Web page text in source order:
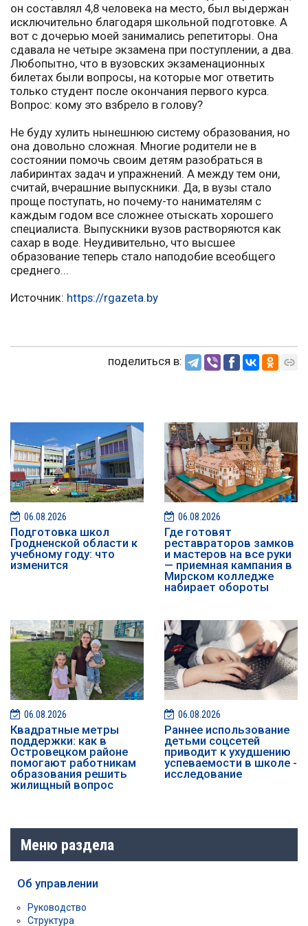
он составлял 4,8 человека на место, был выдержан
исключительно благодаря школьной подготовке. А
вот с дочерью моей занимались репетиторы. Она
сдавала не четыре экзамена при поступлении, а два.
Любопытно, что в вузовских экзаменационных
билетах были вопросы, на которые мог ответить
только студент после окончания первого курса.
Вопрос: кому это взбрело в голову?
Не буду хулить нынешнюю систему образования, но
она довольно сложная. Многие родители не в
состоянии помочь своим детям разобраться в
лабиринтах задач и упражнений. А между тем они,
считай, вчерашние выпускники. Да, в вузы стало
проще поступать, но почему-то нанимателям с
каждым годом все сложнее отыскать хорошего
специалиста. Выпускники вузов растворяются как
сахар в воде. Неудивительно, что высшее
образование теперь стало наподобие всеобщего
среднего...
Источник: https://rgazeta.by
поделиться в:
06.08.2026
Подготовка школ
Гродненской области к
учебному году: что
изменится
06.08.2026
Где готовят
реставраторов замков
и мастеров на все руки
— приемная кампания в
Мирском колледже
набирает обороты
06.08.2026
Квадратные метры
поддержки: как в
Островецком районе
помогают работникам
образования решить
жилищный вопрос
06.08.2026
Раннее использование
детьми соцсетей
приводит к ухудшению
успеваемости в школе -
исследование
Меню раздела
Об управлении
Руководство
Структура